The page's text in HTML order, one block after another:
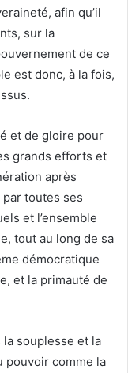
afin qu’il
sur la
de ce
est donc, à la fois,
et de gloire pour
grands efforts et
après
toutes ses
et l’ensemble
tout au long de sa
démocratique
et la primauté de
la souplesse et la
pouvoir comme la